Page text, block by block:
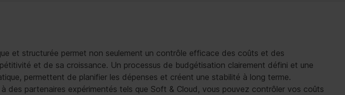
et structurée permet non seulement un contrôle efficace des coûts et des
et de sa croissance. Un processus de budgétisation clairement défini et une
permettent de planifier les dépenses et créent une stabilité à long terme.
des partenaires expérimentés tels que Soft & Cloud, vous pouvez contrôler vos coûts